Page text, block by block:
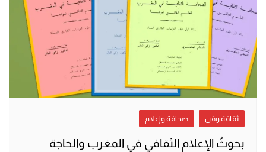
ثقافة وفن صحافة وإعلام
بحوثُ الإعلام الثقافي في المغرب والحاجة